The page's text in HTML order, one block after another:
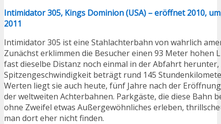
Intimidator 305, Kings Dominion (USA) – eröffnet 2010,
2011
Intimidator 305 ist eine Stahlachterbahn von wahrlich
Zunächst erklimmen die Besucher einen 93 Meter hohen
fast dieselbe Distanz noch einmal in der Abfahrt herunter,
Spitzengeschwindigkeit beträgt rund 145
Werten liegt sie auch heute, fünf Jahre nach der
der weltweiten Achterbahnen. Parkgäste, die diese Bahn
ohne Zweifel etwas Außergewöhnliches erleben,
man dort eher nicht finden.